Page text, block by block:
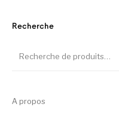
Recherche
A propos